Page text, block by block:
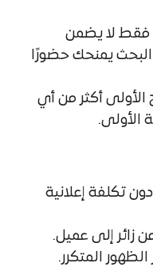
فقط لا يضمن
البحث يمنحك حضورًا
أكثر من أي
الأولى.
تكلفة إعلانية
زائر إلى عميل.
الظهور المتكرر.